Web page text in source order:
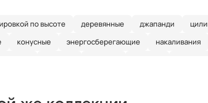
по высоте деревянные джапанди
конусные энергосберегающие накаливания